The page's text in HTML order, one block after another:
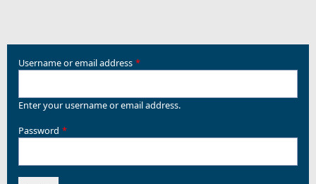
Username or email address
Enter your username or email address.
Password